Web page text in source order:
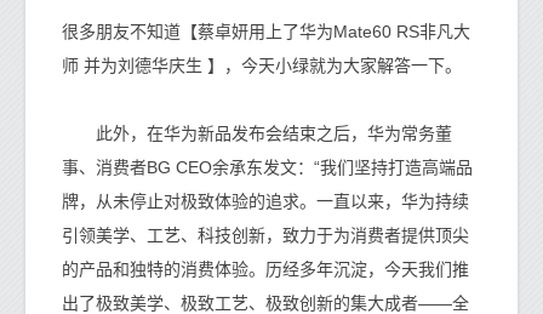
很多朋友不知道【蔡卓妍用上了华为Mate60 RS非凡大
师 并为刘德华庆生 】，今天小绿就为大家解答一下。
此外，在华为新品发布会结束之后，华为常务董
事、消费者BG CEO余承东发文：“我们坚持打造高端品
牌，从未停止对极致体验的追求。一直以来，华为持续
引领美学、工艺、科技创新，致力于为消费者提供顶尖
的产品和独特的消费体验。历经多年沉淀，今天我们推
出了极致美学、极致工艺、极致创新的集大成者——全